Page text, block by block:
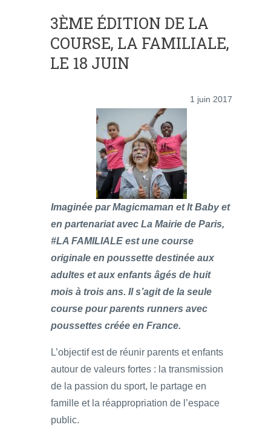
3ÈME ÉDITION DE LA
COURSE, LA FAMILIALE,
LE 18 JUIN
1 juin 2017
Imaginée par Magicmaman et It Baby et
en partenariat avec La Mairie de Paris,
#LA FAMILIALE est une course
originale en poussette destinée aux
adultes et aux enfants âgés de huit
mois à trois ans. Il s’agit de la seule
course pour parents runners avec
poussettes créée en France.
L’objectif est de réunir parents et enfants
autour de valeurs fortes : la transmission
de la passion du sport, le partage en
famille et la réappropriation de l’espace
public.